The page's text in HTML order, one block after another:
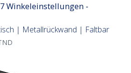
Winkeleinstellungen -
| Metallrückwand | Faltbar